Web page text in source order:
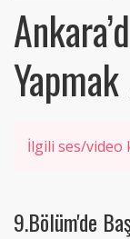
İlgili ses/video
9.Bölüm'de